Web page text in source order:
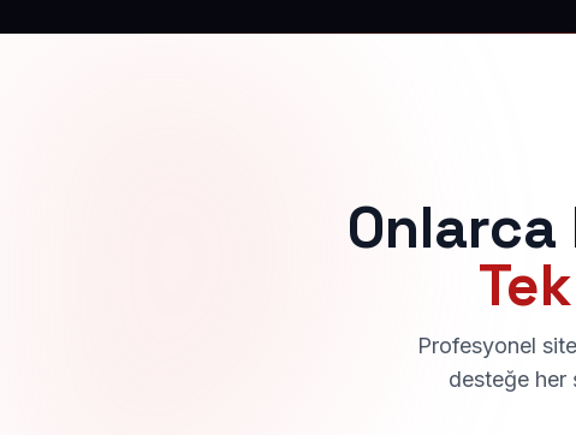
Onlarca
Profesyonel
desteğe her